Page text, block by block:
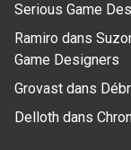
Serious Game
Ramiro dans
Game Designers
Grovast dans
Delloth dans